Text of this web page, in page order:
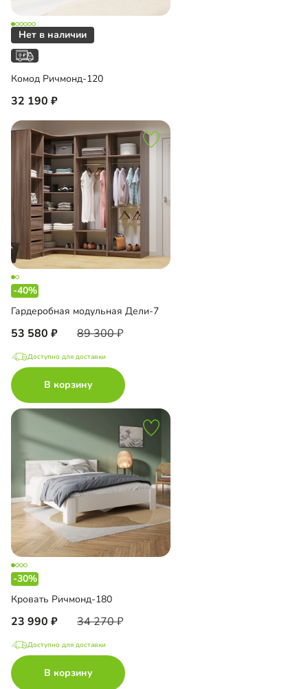
Комод Ричмонд-120
32 190
-40%
Гардеробная модульная Дели-7
53 580 89 300
Доступно для доставки
В корзину
-30%
Кровать Ричмонд-180
23 990 34 270
Доступно для доставки
В корзину